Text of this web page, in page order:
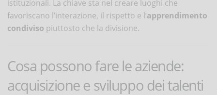
istituzionali. La chiave sta nel creare luoghi che
favoriscano l’interazione, il rispetto e l’apprendimento
condiviso piuttosto che la divisione.
Cosa possono fare le aziende:
acquisizione e sviluppo dei talenti